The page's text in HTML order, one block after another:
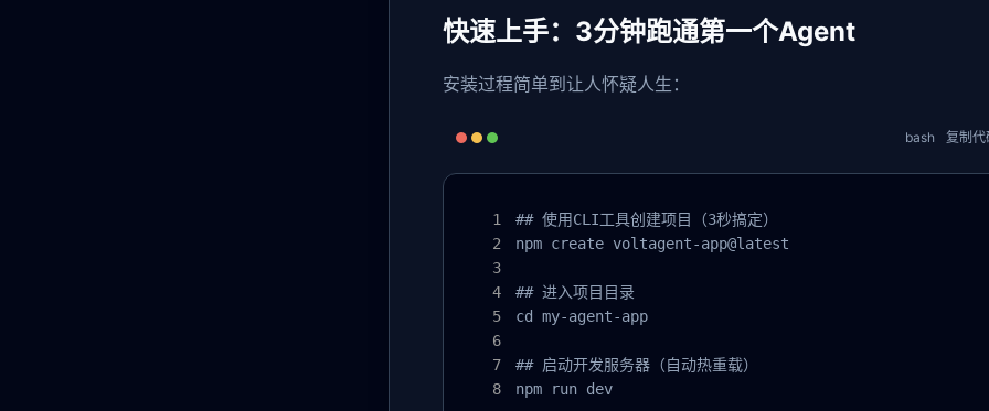
快速上手：3分钟跑通第一个Agent
安装过程简单到让人怀疑人生：
bash 复制代
## 使用CLI工具创建项目（3秒搞定）
npm create voltagent-app@latest
## 进入项目目录
cd my-agent-app
## 启动开发服务器（自动热重载）
npm run dev